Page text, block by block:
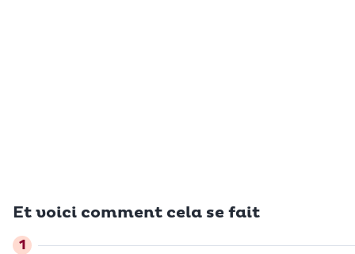
Et voici comment cela se fait